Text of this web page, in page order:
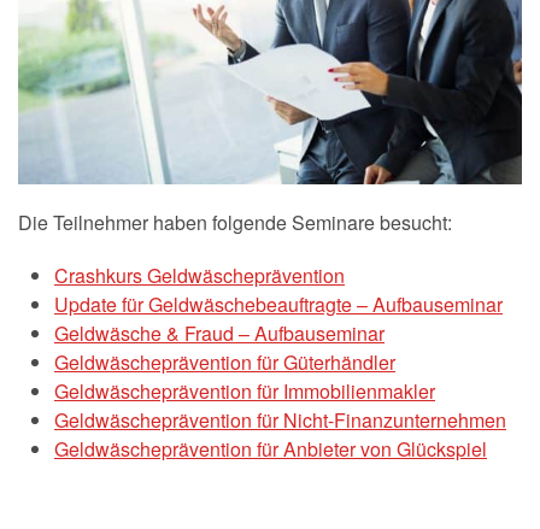
Die Teilnehmer haben folgende Seminare besucht:
Crashkurs Geldwäscheprävention
Update für Geldwäschebeauftragte – Aufbauseminar
Geldwäsche & Fraud – Aufbauseminar
Geldwäscheprävention für Güterhändler
Geldwäscheprävention für Immobilienmakler
Geldwäscheprävention für Nicht-Finanzunternehmen
Geldwäscheprävention für Anbieter von Glückspiel